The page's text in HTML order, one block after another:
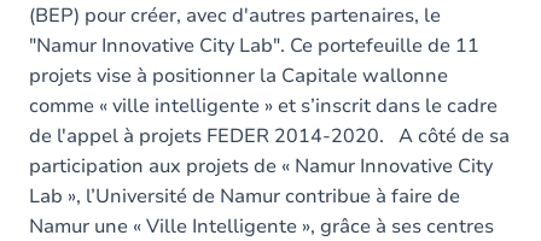
(BEP) pour créer, avec d'autres partenaires, le
"Namur Innovative City Lab". Ce portefeuille de 11
projets vise à positionner la Capitale wallonne
comme « ville intelligente » et s’inscrit dans le cadre
de l'appel à projets FEDER 2014-2020. A côté de sa
participation aux projets de « Namur Innovative City
Lab », l’Université de Namur contribue à faire de
Namur une « Ville Intelligente », grâce à ses centres